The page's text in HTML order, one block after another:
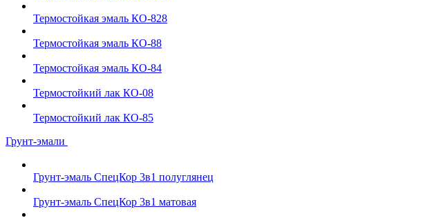
Термостойкая эмаль КО-828
Термостойкая эмаль КО-88
Термостойкая эмаль КО-84
Термостойкий лак КО-08
Термостойкий лак КО-85
Грунт-эмали
Грунт-эмаль СпецКор 3в1 полуглянец
Грунт-эмаль СпецКор 3в1 матовая